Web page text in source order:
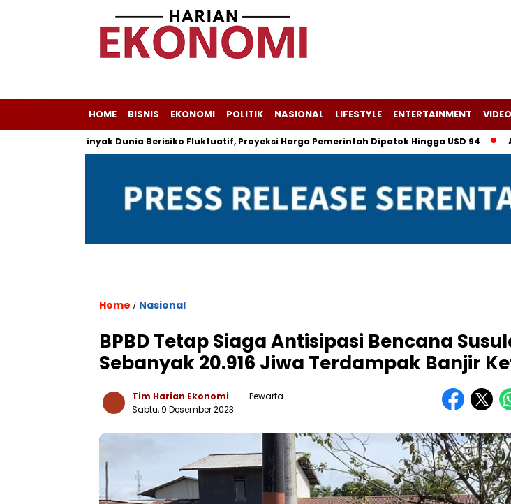
HOME BISNIS EKONOMI POLITIK NASIONAL LIFESTYLE ENTERTAINMENT VIDEO
Minyak Dunia Berisiko Fluktuatif, Proyeksi Harga Pemerintah Dipatok Hingga USD 94 Alsintan
Home / Nasional
BPBD Tetap Siaga Antisipasi Bencana
Sebanyak 20.916 Jiwa Terdampak Banjir
Tim Harian Ekonomi
- Pewarta
Sabtu, 9 Desember 2023